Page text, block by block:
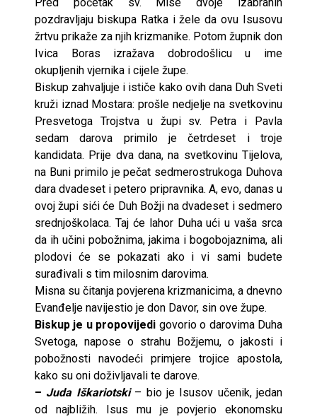
pozdravljaju biskupa Ratka i žele da ovu Isusovu
žrtvu prikaže za njih krizmanike. Potom župnik don
Ivica Boras izražava dobrodošlicu u ime
okupljenih vjernika i cijele župe.
Biskup zahvaljuje i ističe kako ovih dana Duh Sveti
kruži iznad Mostara: prošle nedjelje na svetkovinu
Presvetoga Trojstva u župi sv. Petra i Pavla
sedam darova primilo je četrdeset i troje
kandidata. Prije dva dana, na svetkovinu Tijelova,
na Buni primilo je pečat sedmerostrukoga Duhova
dara dvadeset i petero pripravnika. A, evo, danas u
ovoj župi sići će Duh Božji na dvadeset i sedmero
srednjoškolaca. Taj će lahor Duha ući u vaša srca
da ih učini pobožnima, jakima i bogobojaznima, ali
plodovi će se pokazati ako i vi sami budete
surađivali s tim milosnim darovima.
Misna su čitanja povjerena krizmanicima, a dnevno
Evanđelje navijestio je don Davor, sin ove župe.
Biskup je u propovijedi govorio o darovima Duha
Svetoga, napose o strahu Božjemu, o jakosti i
pobožnosti navodeći primjere trojice apostola,
kako su oni doživljavali te darove.
– Juda Iškariotski– bio je Isusov učenik, jedan
od najbližih. Isus mu je povjerio ekonomsku